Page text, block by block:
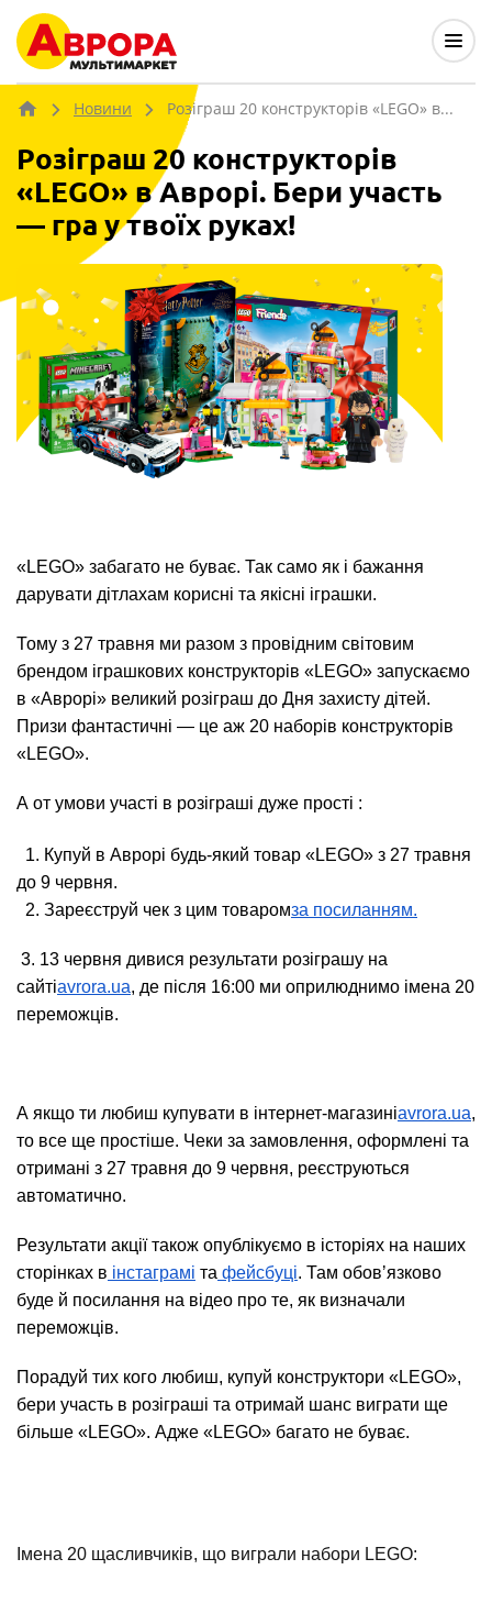
Новини Розіграш 20 конструкторів «LEGO» в...
Розіграш 20 конструкторів
«LEGO» в Аврорі. Бери участь
— гра у твоїх руках!
«LEGO» забагато не буває. Так само як і бажання
дарувати дітлахам корисні та якісні іграшки.
Тому з 27 травня ми разом з провідним світовим
брендом іграшкових конструкторів «LEGO» запускаємо
в «Аврорі» великий розіграш до Дня захисту дітей.
Призи фантастичні — це аж 20 наборів конструкторів
«LEGO».
А от умови участі в розіграші дуже прості :
1. Купуй в Аврорі будь-який товар «LEGO» з 27 травня
до 9 червня.
2. Зареєструй чек з цим товаромза посиланням.
3. 13 червня дивися результати розіграшу на
сайтіavrora.ua, де після 16:00 ми оприлюднимо імена 20
переможців.
А якщо ти любиш купувати в інтернет-магазиніavrora.ua,
то все ще простіше. Чеки за замовлення, оформлені та
отримані з 27 травня до 9 червня, реєструються
автоматично.
Результати акції також опублікуємо в історіях на наших
сторінках в інстаграмі та фейсбуці. Там обовʼязково
буде й посилання на відео про те, як визначали
переможців.
Порадуй тих кого любиш, купуй конструктори «LEGO»,
бери участь в розіграші та отримай шанс виграти ще
більше «LEGO». Адже «LEGO» багато не буває.
Імена 20 щасливчиків, що виграли набори LEGO: